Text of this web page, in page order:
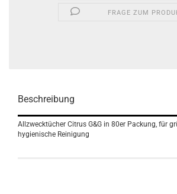
FRAGE ZUM
Beschreibung
Allzwecktücher Citrus G&G in 80er Packung, für
hygienische Reinigung